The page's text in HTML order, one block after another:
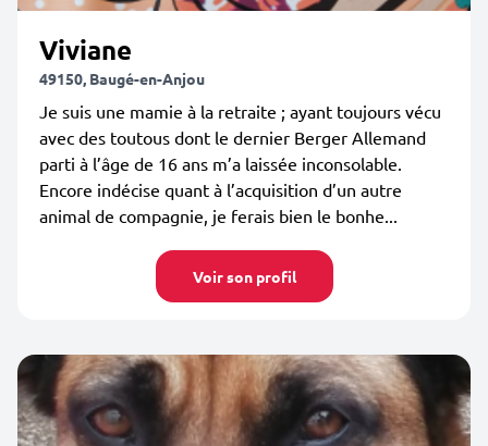
Viviane
49150, Baugé-en-Anjou
Je suis une mamie à la retraite ; ayant toujours vécu
avec des toutous dont le dernier Berger Allemand
parti à l’âge de 16 ans m’a laissée inconsolable.
Encore indécise quant à l’acquisition d’un autre
animal de compagnie, je ferais bien le bonhe...
Voir son profil